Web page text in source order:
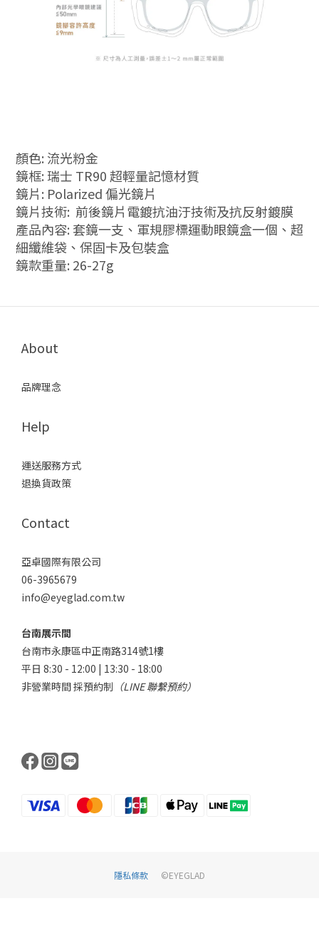
顏色: 流光粉金
鏡框: 瑞士 TR90 超輕量記憶材質
鏡片: Polarized 偏光鏡片
鏡片技術: 前後鏡片電鍍抗油汙技術及抗反射鍍膜
產品內容: 套鏡一支、軍規膠標運動眼鏡盒一個、超
細纖維袋、保固卡及包裝盒
鏡款重量: 26-27g
About
品牌理念
Help
運送服務方式
退換貨政策
Contact
亞卓國際有限公司
06-3965679
info@eyeglad.com.tw
台南展示間
台南市永康區中正南路314號1樓
平日 8:30 - 12:00 | 13:30 - 18:00
非營業時間 採預約制 （LINE 聯繫預約）
隱私條款 ©EYEGLAD